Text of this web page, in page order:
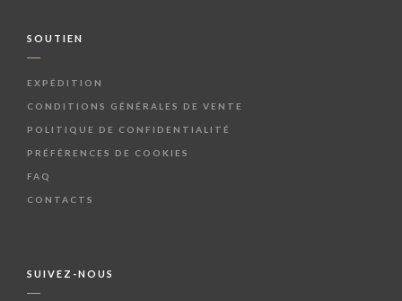
SOUTIEN
EXPÉDITION
CONDITIONS GÉNÉRALES DE VENTE
POLITIQUE DE CONFIDENTIALITÉ
PRÉFÉRENCES DE COOKIES
FAQ
CONTACTS
SUIVEZ-NOUS